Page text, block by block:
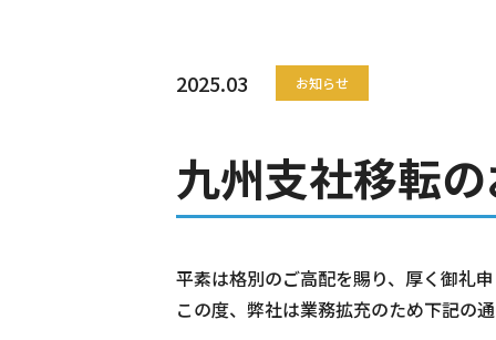
2025.03 お知らせ
九州支社移転
平素は格別のご高配を賜り、厚く御礼
この度、弊社は業務拡充のため下記の